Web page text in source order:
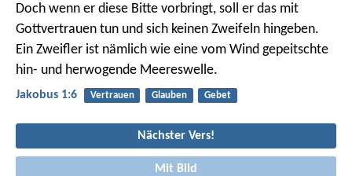
Doch wenn er diese Bitte vorbringt, soll er das mit
Gottvertrauen tun und sich keinen Zweifeln hingeben.
Ein Zweifler ist nämlich wie eine vom Wind gepeitschte
hin- und herwogende Meereswelle.
Jakobus 1:6 Vertrauen Glauben Gebet
Nächster Vers!
Mit Bild